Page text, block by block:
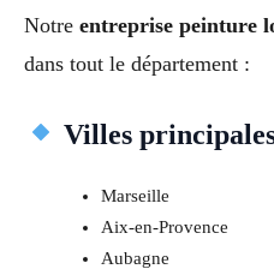
Notre entreprise peinture
dans tout le département :
Villes
Marseille
Aix-en-Provence
Aubagne